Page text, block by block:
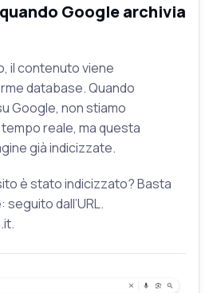
Google archivia
il contenuto viene
database. Quando
Google, non stiamo
reale, ma questa
già indicizzate.
è stato indicizzato? Basta
dall’URL.